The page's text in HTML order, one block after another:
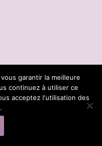
Mentions Legales
garantir la meilleure
continuez à utiliser ce
acceptez l'utilisation des